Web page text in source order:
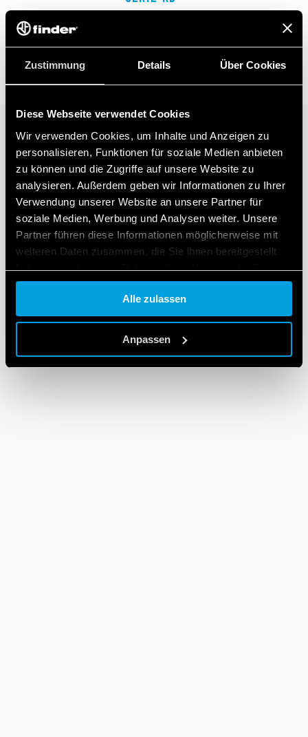
Zustimmung Details Über Cookies
Diese Webseite verwendet Cookies
Wir verwenden Cookies, um Inhalte und Anzeigen zu
personalisieren, Funktionen für soziale Medien anbieten
zu können und die Zugriffe auf unsere Website zu
analysieren. Außerdem geben wir Informationen zu Ihrer
Verwendung unserer Website an unsere Partner für
soziale Medien, Werbung und Analysen weiter. Unsere
Partner führen diese Informationen möglicherweise mit
weiteren Daten zusammen, die Sie ihnen bereitgestellt
haben oder die sie im Rahmen Ihrer Nutzung der Dienste
gesammelt haben.
Cookie policy.
Alle zulassen
Anpassen